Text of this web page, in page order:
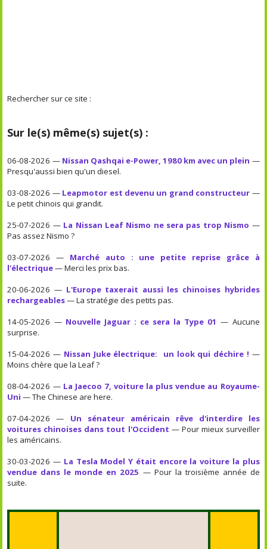
Rechercher sur ce site :
Sur le(s) même(s) sujet(s) :
06-08-2026 — Nissan Qashqai e-Power, 1980 km avec un plein —
Presqu'aussi bien qu'un diesel.
03-08-2026 — Leapmotor est devenu un grand constructeur —
Le petit chinois qui grandit.
25-07-2026 — La Nissan Leaf Nismo ne sera pas trop Nismo —
Pas assez Nismo ?
03-07-2026 — Marché auto : une petite reprise grâce à
l'électrique— Merci les prix bas.
20-06-2026 — L'Europe taxerait aussi les chinoises hybrides
rechargeables— La stratégie des petits pas.
14-05-2026 — Nouvelle Jaguar : ce sera la Type 01 — Aucune
surprise.
15-04-2026 — Nissan Juke électrique: un look qui déchire ! —
Moins chère que la Leaf ?
08-04-2026 — La Jaecoo 7, voiture la plus vendue au Royaume-
Uni — The Chinese are here.
07-04-2026 — Un sénateur américain rêve d'interdire les
voitures chinoises dans tout l'Occident — Pour mieux surveiller
les américains.
30-03-2026 — La Tesla Model Y était encore la voiture la plus
vendue dans le monde en 2025 — Pour la troisième année de
suite.